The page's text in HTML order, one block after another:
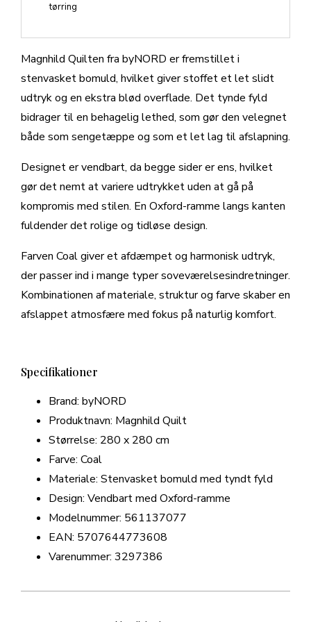
Magnhild Quilten fra byNORD er fremstillet i
stenvasket bomuld, hvilket giver stoffet et let slidt
udtryk og en ekstra blød overflade. Det tynde fyld
bidrager til en behagelig lethed, som gør den velegnet
både som sengetæppe og som et let lag til afslapning.
Designet er vendbart, da begge sider er ens, hvilket
gør det nemt at variere udtrykket uden at gå på
kompromis med stilen. En Oxford-ramme langs kanten
fuldender det rolige og tidløse design.
Farven Coal giver et afdæmpet og harmonisk udtryk,
der passer ind i mange typer soveværelsesindretninger.
Kombinationen af materiale, struktur og farve skaber en
afslappet atmosfære med fokus på naturlig komfort.
tørring
Specifikationer
Brand: byNORD
Produktnavn: Magnhild Quilt
Størrelse: 280 x 280 cm
Farve: Coal
Materiale: Stenvasket bomuld med tyndt fyld
Design: Vendbart med Oxford-ramme
Modelnummer: 561137077
EAN: 5707644773608
Varenummer: 3297386